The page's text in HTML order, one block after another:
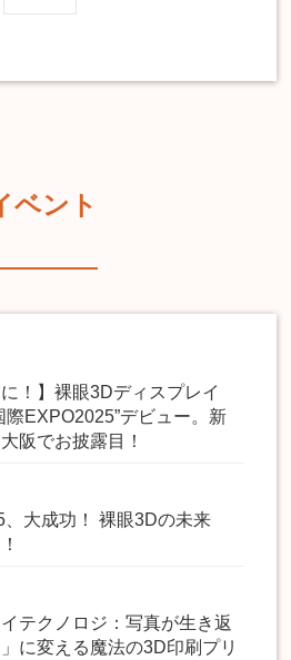
ベント
！】裸眼3Dディスプレイ
際EXPO2025”デビュー。新
阪でお披露目！
大成功！ 裸眼3Dの未来
テクノロジ：写真が生き返
に変える魔法の3D印刷プリ